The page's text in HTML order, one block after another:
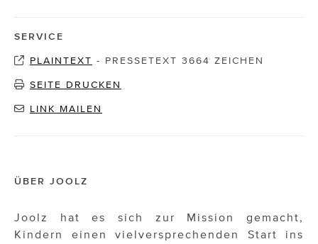
SERVICE
PLAINTEXT - PRESSETEXT 3664 ZEICHEN
SEITE DRUCKEN
LINK MAILEN
ÜBER JOOLZ
Joolz hat es sich zur Mission gemacht,
Kindern einen vielversprechenden Start ins